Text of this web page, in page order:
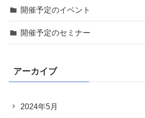
開催予定のイベント
開催予定のセミナー
アーカイブ
2024年5月